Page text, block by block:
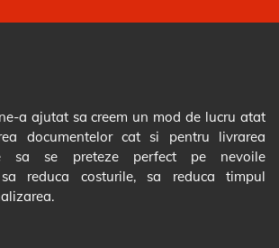
a ajutat sa creem un mod de lucru atat
documentelor cat si pentru livrarea
sa se preteze perfect pe nevoile
sa reduca costurile, sa reduca timpul